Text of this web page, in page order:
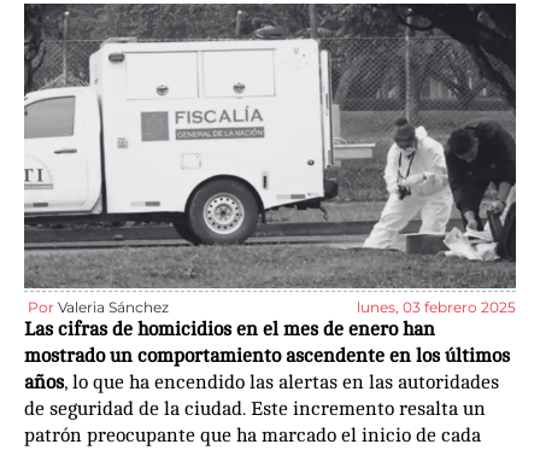
Por Valeria Sánchez lunes, 03 febrero 2025
Las cifras de homicidios en el mes de enero han
mostrado un comportamiento ascendente en los últimos
años, lo que ha encendido las alertas en las autoridades
de seguridad de la ciudad. Este incremento resalta un
patrón preocupante que ha marcado el inicio de cada